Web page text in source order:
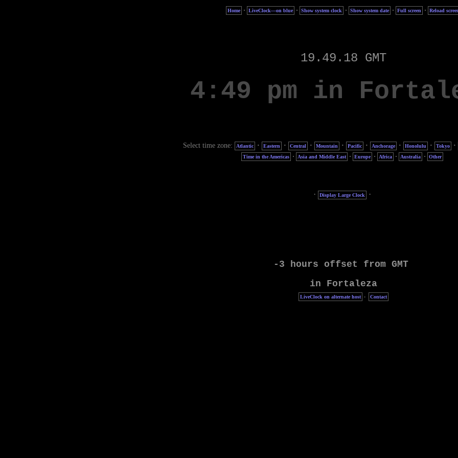
Home · LiveClock—on blue · Show system clock · Show system date · Full screen · Reload
Select time zone: Atlantic · Eastern · Central · Mountain · Pacific · Anchorage · Honolulu · Tokyo ·
Time in the Americas
· Asia and Middle East · Europe · Africa · Australia · Other
· Display Large Clock ·
LiveClock on alternate host · Contact